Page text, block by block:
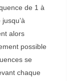
de 1 à
alors
possible
se
chaque